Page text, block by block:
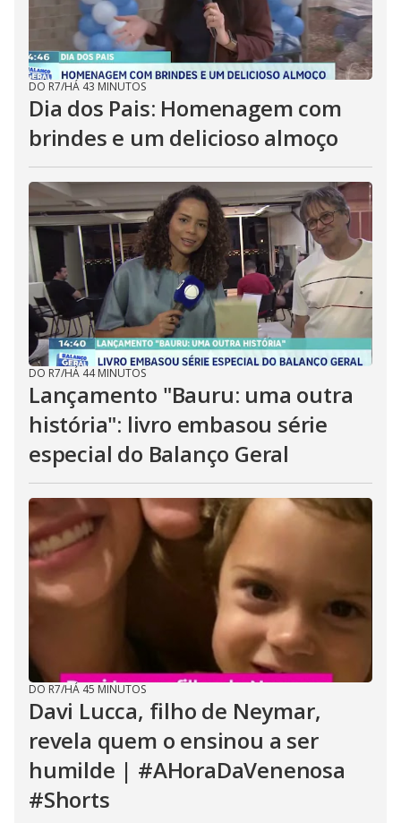
DO R7/HÁ 43 MINUTOS
Dia dos Pais: Homenagem com
brindes e um delicioso almoço
DO R7/HÁ 44 MINUTOS
Lançamento "Bauru: uma outra
história": livro embasou série
especial do Balanço Geral
DO R7/HÁ 45 MINUTOS
Davi Lucca, filho de Neymar,
revela quem o ensinou a ser
humilde | #AHoraDaVenenosa
#Shorts